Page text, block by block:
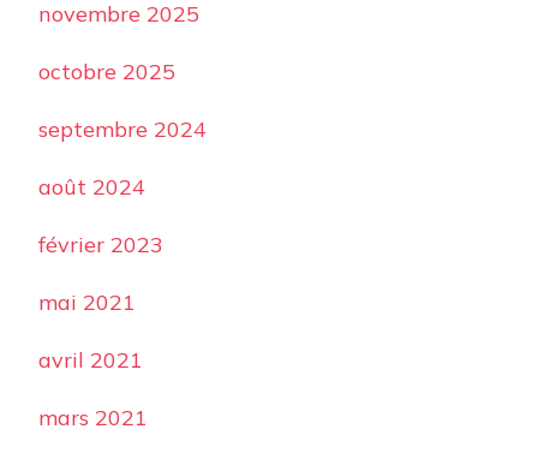
novembre 2025
octobre 2025
septembre 2024
août 2024
février 2023
mai 2021
avril 2021
mars 2021